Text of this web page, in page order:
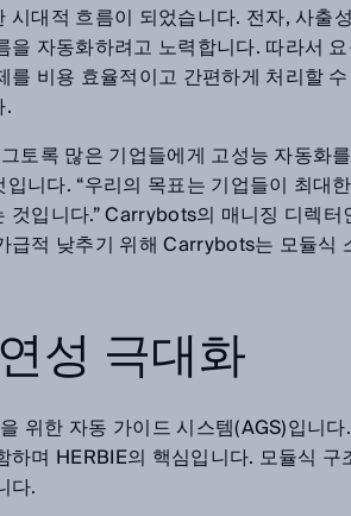
대적 흐름이 되었습니다. 전자, 사출
자동화하려고 노력합니다. 따라서
비용 효율적이고 간편하게 처리할
.
토록 많은 기업들에게 고성능 자동화
니다. “우리의 목표는 기업들이 최대
것입니다.” Carrybots의 매니징 디렉
급적 낮추기 위해 Carrybots는 모듈식
성 극대화
위한 자동 가이드 시스템(AGS)입니
며 HERBIE의 핵심입니다. 모듈식
다.